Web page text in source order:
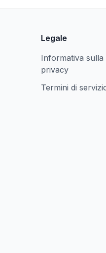
Legale
Informativa sulla
privacy
Termini di